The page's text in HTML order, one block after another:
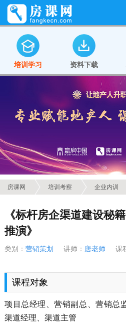
培训学习 资料下载
房课网 培训考察 企业内训
《标杆房企渠道建设秘
推演》
类别： 营销策划 讲师： 唐老师课程
课程对象
项目总经理、营销副总、营销总
渠道经理、渠道主管